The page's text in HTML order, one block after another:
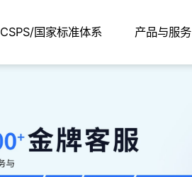
CSPS/国家标准体系 产品与服务